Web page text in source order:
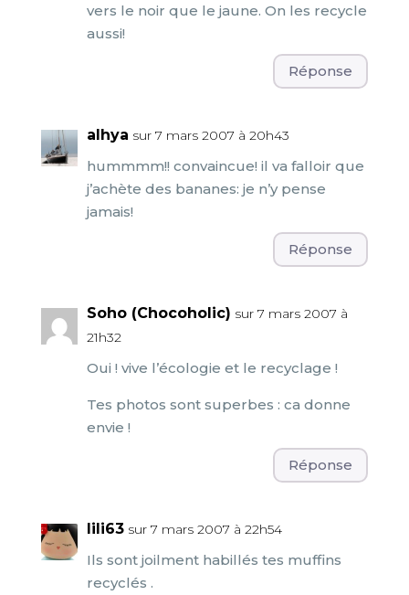
vers le noir que le jaune. On les recycle
aussi!
Réponse
alhya sur 7 mars 2007 à 20h43
hummmm!! convaincue! il va falloir que
j’achète des bananes: je n’y pense
jamais!
Réponse
Soho (Chocoholic) sur 7 mars 2007 à
21h32
Oui ! vive l’écologie et le recyclage !
Tes photos sont superbes : ca donne
envie !
Réponse
lili63 sur 7 mars 2007 à 22h54
Ils sont joilment habillés tes muffins
recyclés .